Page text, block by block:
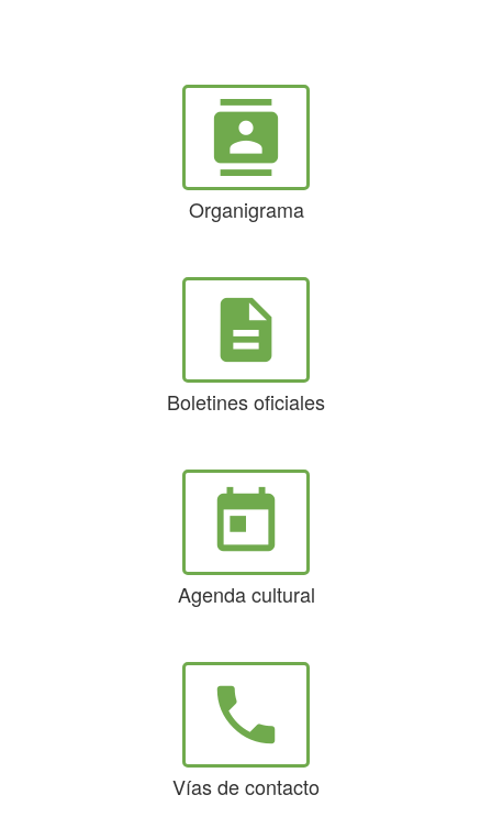
contacts
Organigrama
description
Boletines oficiales
today
Agenda cultural
phone
Vías de contacto